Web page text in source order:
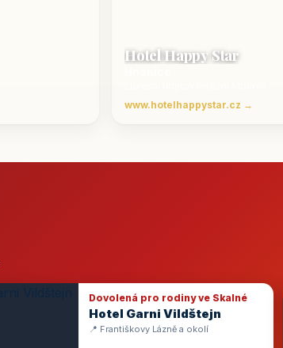
Hotel Happy Star
www.hotelhappystar.cz →
Dovolená pro rodiny ve Skalné
Hotel Garni Vildštejn
📍 Františkovy Lázně a okolí